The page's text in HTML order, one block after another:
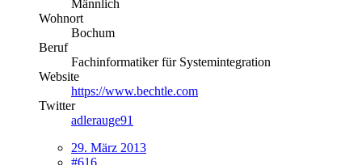
Männlich
Wohnort
Bochum
Beruf
Fachinformatiker für Systemintegration
Website
https://www.bechtle.com
Twitter
adlerauge91
29. März 2013
#616